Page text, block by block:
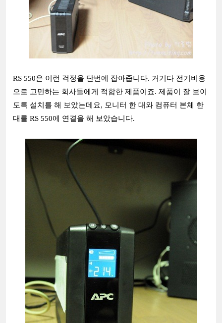
RS 550은 이런 걱정을 단번에 잡아줍니다. 거기다 전기비용
으로 고민하는 회사들에게 적합한 제품이죠. 제품이 잘 보이
도록 설치를 해 보았는데요, 모니터 한 대와 컴퓨터 본체 한
대를 RS 550에 연결을 해 보았습니다.